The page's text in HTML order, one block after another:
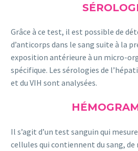
Grâce à ce test, il est possible de
d’anticorps dans le sang suite à la
exposition antérieure à un micro-
spécifique. Les sérologies de
et du VIH sont analysées.
Il s’agit d’un test sanguin qui
cellules qui contiennent du sang,